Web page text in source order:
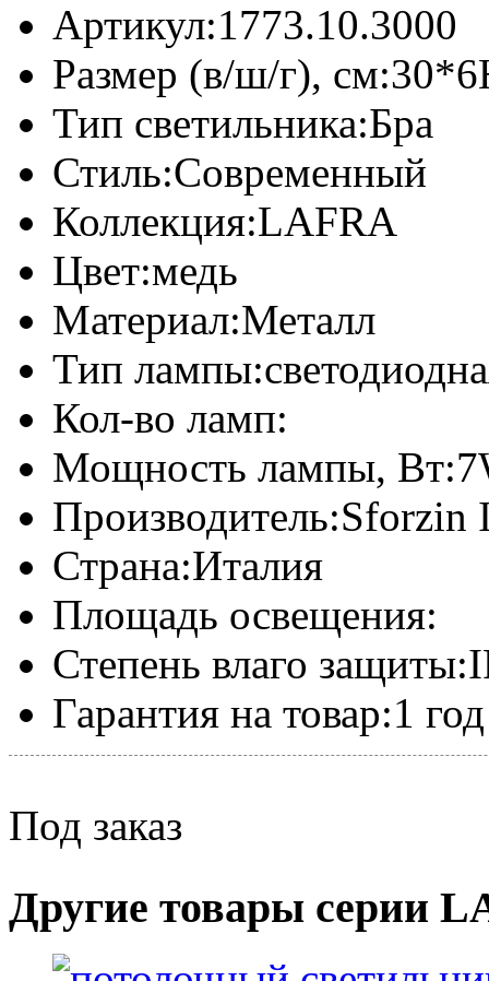
Артикул:1773.10.3000
Размер (в/ш/г), см:
Тип светильника:Бра
Стиль:Современный
Коллекция:LAFRA
Цвет:медь
Материал:Металл
Тип лампы:
Кол-во ламп:
Мощность лампы, Вт:
Производитель:Sforzin
Страна:Италия
Площадь освещения:
Степень влаго защиты:
Гарантия на товар:1 год
Под заказ
Другие товары серии